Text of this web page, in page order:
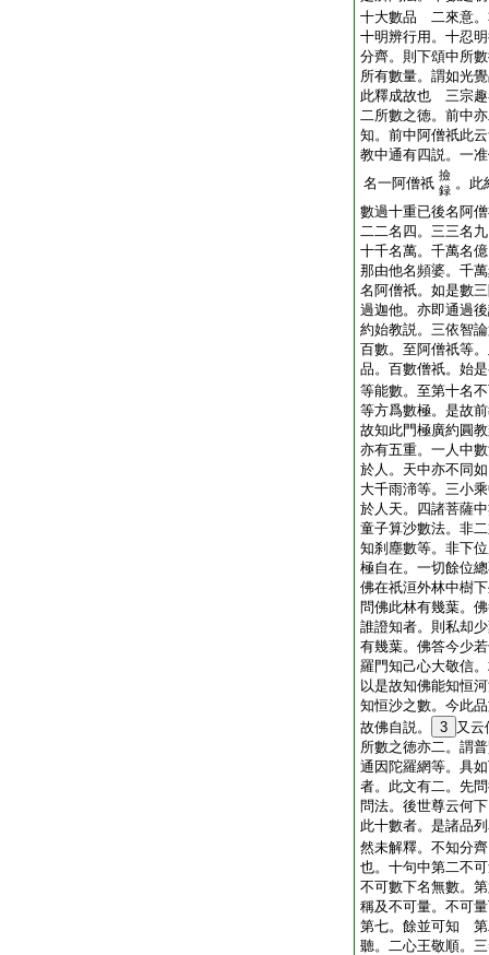
十大數品 二來意。
十明辨行用。十忍
分齊。則下頌中所
所有數量。謂如光
此釋成故也 三宗趣
二所數之徳。前中
知。前中阿僧祇此
教中通有四説。一
名一阿僧祇 撿
録 。此
數過十重已後名阿
二二名四。三三名
十千名萬。千萬名
那由他名頻婆。千
名阿僧祇。如是數
過迦他。亦即通過
約始教説。三依智
百數。至阿僧祇等
品。百數僧祇。始
等能數。至第十名
等方爲數極。是故
故知此門極廣約圓
亦有五重。一人中
於人。天中亦不同
大千雨渧等。三小
於人天。四諸菩薩
童子算沙數法。非
知刹塵數等。非下
極自在。一切餘位
佛在祇洹外林中樹
問佛此林有幾葉。
誰證知者。則私却
有幾葉。佛答今少
羅門知己心大敬信
以是故知佛能知恒
知恒沙之數。今此
故佛自説。
3 又云
所數之徳亦二。謂
通因陀羅網等。具
者。此文有二。先
問法。後世尊云何
此十數者。是諸品
然未解釋。不知分
也。十句中第二不
不可數下名無數。
稱及不可量。不可
第七。餘並可知 第
聽。二心王敬順。